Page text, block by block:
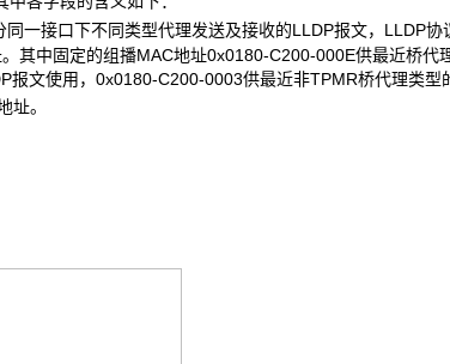
一接口下不同类型代理发送及接收的LLDP报文，LLDP协
其中固定的组播MAC地址0x0180-C200-000E供最近桥代
文使用，0x0180-C200-0003供最近非TPMR桥代理类型
。